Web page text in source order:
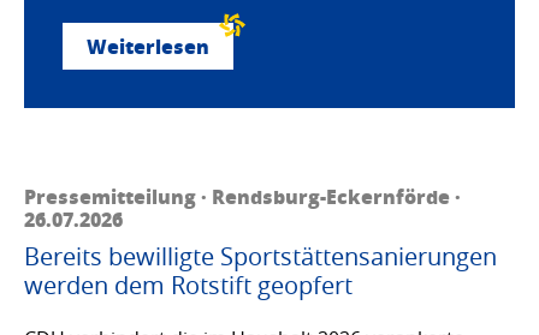
Weiterlesen
Pressemitteilung · Rendsburg-Eckernförde ·
26.07.2026
Bereits bewilligte Sportstättensanierungen
werden dem Rotstift geopfert